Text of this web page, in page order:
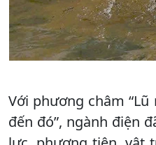
Với phương châm
đến đó”, ngành điện